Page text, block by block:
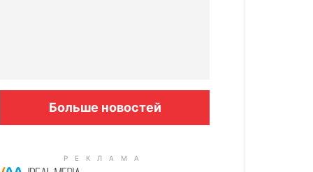
Больше новостей